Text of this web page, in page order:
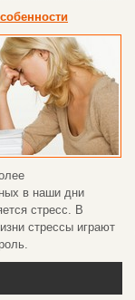
в наши дни
стресс. В
стрессы играют